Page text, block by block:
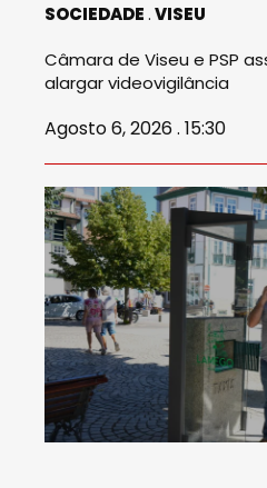
SOCIEDADE VISEU
Câmara de Viseu e PSP
alargar videovigilância
Agosto 6, 2026 . 15:30